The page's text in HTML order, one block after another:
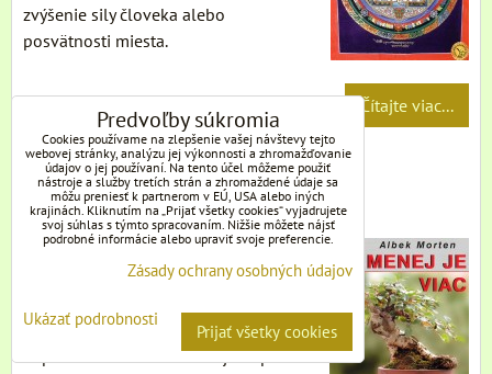
zvýšenie sily človeka alebo
posvätnosti miesta.
Čítajte viac...
MENEJ JE VIAC - Albek Motren
Počet zobrazení: 4392
Dosiahnu miniatúrne bonsaje ŠOHIN a
MAME vzhľad veľkých stromov, keď
A bude takýto bonsaj vyzerať ako malá
kópia veľkého stromu? Moja odpoveď
Predvoľby súkromia
Cookies používame na zlepšenie vašej návštevy tejto
webovej stránky, analýzu jej výkonnosti a zhromažďovanie
údajov o jej používaní. Na tento účel môžeme použiť
nástroje a služby tretích strán a zhromaždené údaje sa
môžu preniesť k partnerom v EÚ, USA alebo iných
krajinách. Kliknutím na „Prijať všetky cookies“ vyjadrujete
svoj súhlas s týmto spracovaním. Nižšie môžete nájsť
podrobné informácie alebo upraviť svoje preferencie.
Zásady ochrany osobných údajov
Ukázať podrobnosti
Prijať všetky cookies